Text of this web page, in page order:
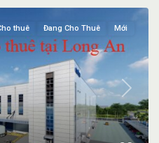
Next
thuê Đang Cho Thuê Mới